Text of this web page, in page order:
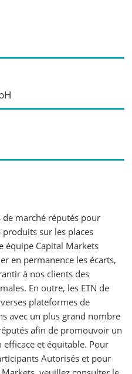
de marché réputés pour
sur les places
équipe Capital Markets
en permanence les écarts,
à nos clients des
En outre, les ETN de
plateformes de
avec un plus grand nombre
afin de promouvoir un
et équitable. Pour
Autorisés et pour